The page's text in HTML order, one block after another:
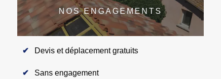
NOS ENGAGEMENTS
Devis et déplacement gratuits
Sans engagement